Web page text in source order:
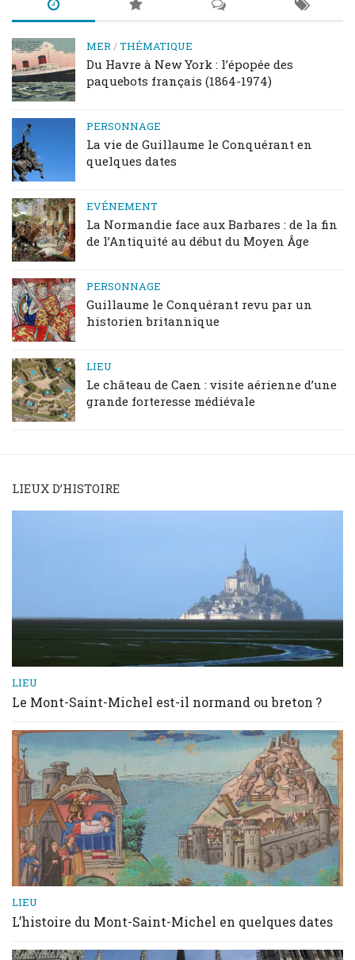
MER/THÉMATIQUE
Du Havre à New York : l’épopée des
paquebots français (1864-1974)
PERSONNAGE
La vie de Guillaume le Conquérant en
quelques dates
EVÉNEMENT
La Normandie face aux Barbares : de la fin
de l’Antiquité au début du Moyen Âge
PERSONNAGE
Guillaume le Conquérant revu par un
historien britannique
LIEU
Le château de Caen : visite aérienne d’une
grande forteresse médiévale
LIEUX D’HISTOIRE
LIEU
Le Mont-Saint-Michel est-il normand ou breton ?
LIEU
L’histoire du Mont-Saint-Michel en quelques dates